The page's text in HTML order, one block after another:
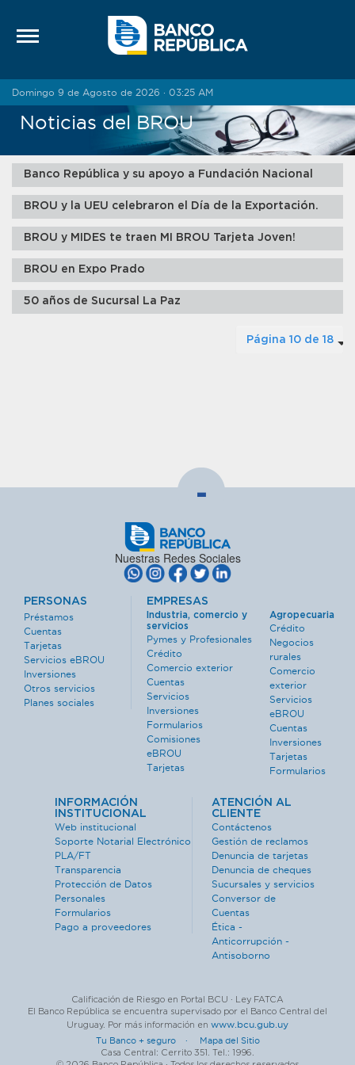
Domingo 9 de Agosto de 2026 · 03:25 AM
Noticias del BROU
Banco República y su apoyo a Fundación Nacional
BROU y la UEU celebraron el Día de la Exportación.
BROU y MIDES te traen MI BROU Tarjeta Joven!
BROU en Expo Prado
50 años de Sucursal La Paz
Página 10 de 18
-
Nuestras Redes Sociales
PERSONAS
Préstamos
Cuentas
Tarjetas
Servicios eBROU
Inversiones
Otros servicios
Planes sociales
EMPRESAS
Industria, comercio y
servicios
Pymes y Profesionales
Crédito
Comercio exterior
Cuentas
Servicios
Inversiones
Formularios
Comisiones
eBROU
Tarjetas
Agropecuaria
Crédito
Negocios
rurales
Comercio
exterior
Servicios
eBROU
Cuentas
Inversiones
Tarjetas
Formularios
INFORMACIÓN
INSTITUCIONAL
Web institucional
Soporte Notarial Electrónico
PLA/FT
Transparencia
Protección de Datos
Personales
Formularios
Pago a proveedores
ATENCIÓN AL
CLIENTE
Contáctenos
Gestión de reclamos
Denuncia de tarjetas
Denuncia de cheques
Sucursales y servicios
Conversor de
Cuentas
Ética -
Anticorrupción -
Antisoborno
Calificación de Riesgo en Portal BCU · Ley FATCA
El Banco República se encuentra supervisado por el Banco Central del
Uruguay. Por más información en www.bcu.gub.uy
Tu Banco + seguro · Mapa del Sitio
Casa Central: Cerrito 351. Tel.: 1996.